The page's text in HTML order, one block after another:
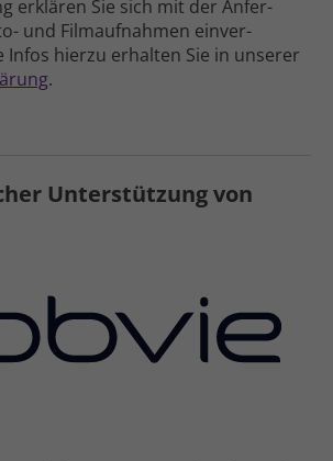
erklären Sie sich mit der Anfer­
und Film­aufnahmen einver­
Infos hierzu erhalten Sie in unserer
.
Unterstützung von